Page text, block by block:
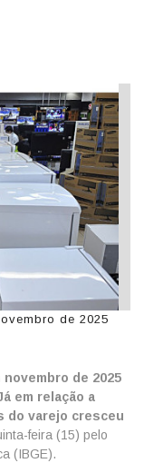
de 2025
de 2025
em relação a
do varejo cresceu
feira (15) pelo
(IBGE).